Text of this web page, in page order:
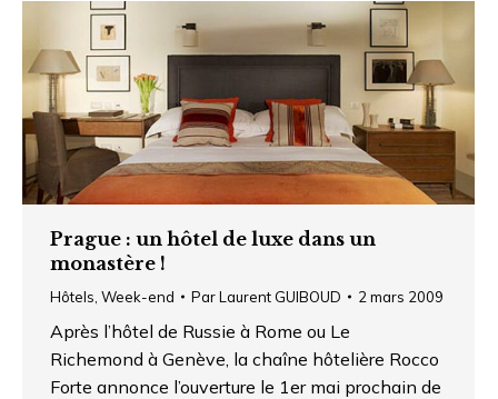
Prague : un hôtel de luxe dans un
monastère !
Hôtels Week-end ParLaurent GUIBOUD 2 mars 2009
Après l’hôtel de Russie à Rome ou Le
Richemond à Genève, la chaîne hôtelière Rocco
Forte annonce l’ouverture le 1er mai prochain de